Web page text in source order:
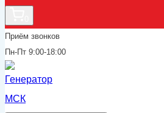
Приём звонков
Пн-Пт 9:00-18:00